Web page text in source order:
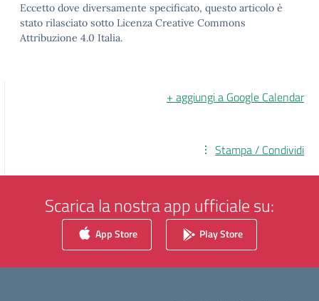
Eccetto dove diversamente specificato, questo articolo è
stato rilasciato sotto Licenza Creative Commons
Attribuzione 4.0 Italia.
+ aggiungi a Google Calendar
Stampa / Condividi
Scarica la nostra app ufficiale su:
App Store Play Store